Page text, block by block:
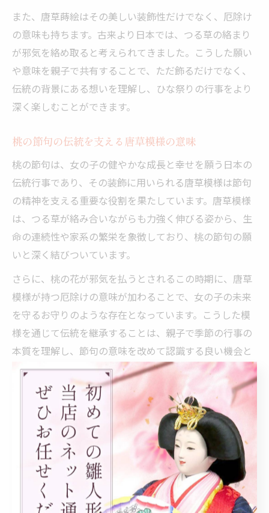
また、唐草蒔絵はその美しい装飾性だけでなく、厄除け
の意味も持ちます。古来より日本では、つる草の絡まり
が邪気を絡め取ると考えられてきました。こうした願い
や意味を親子で共有することで、ただ飾るだけでなく、
伝統の背景にある想いを理解し、ひな祭りの行事をより
深く楽しむことができます。
桃の節句の伝統を支える唐草模様の意味
桃の節句は、女の子の健やかな成長と幸せを願う日本の
伝統行事であり、その装飾に用いられる唐草模様は節句
の精神を支える重要な役割を果たしています。唐草模様
は、つる草が絡み合いながらも力強く伸びる姿から、生
命の連続性や家系の繁栄を象徴しており、桃の節句の願
いと深く結びついています。
さらに、桃の花が邪気を払うとされるこの時期に、唐草
模様が持つ厄除けの意味が加わることで、女の子の未来
を守るお守りのような存在となっています。こうした模
様を通じて伝統を継承することは、親子で季節の行事の
本質を理解し、節句の意味を改めて認識する良い機会と
なるでしょう。
親子で知る唐草蒔絵に託された深い思い
唐草蒔絵には、ただ美しい装飾というだけでなく、古く
から人々の願いや祈りが込められてきました。親子でそ
の深い思いを知ることで、ひな祭りや桃の節句の意義を
より身近に感じることができます。例えば、唐草の連続
する模様は「永遠の生命力」を象徴し、子どもたちの未